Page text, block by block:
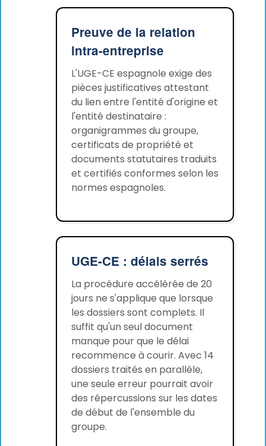
Preuve de la relation
intra-entreprise
L'UGE-CE espagnole exige des
pièces justificatives attestant
du lien entre l'entité d'origine et
l'entité destinataire :
organigrammes du groupe,
certificats de propriété et
documents statutaires traduits
et certifiés conformes selon les
normes espagnoles.
UGE-CE : délais serrés
La procédure accélérée de 20
jours ne s'applique que lorsque
les dossiers sont complets. Il
suffit qu'un seul document
manque pour que le délai
recommence à courir. Avec 14
dossiers traités en parallèle,
une seule erreur pourrait avoir
des répercussions sur les dates
de début de l'ensemble du
groupe.